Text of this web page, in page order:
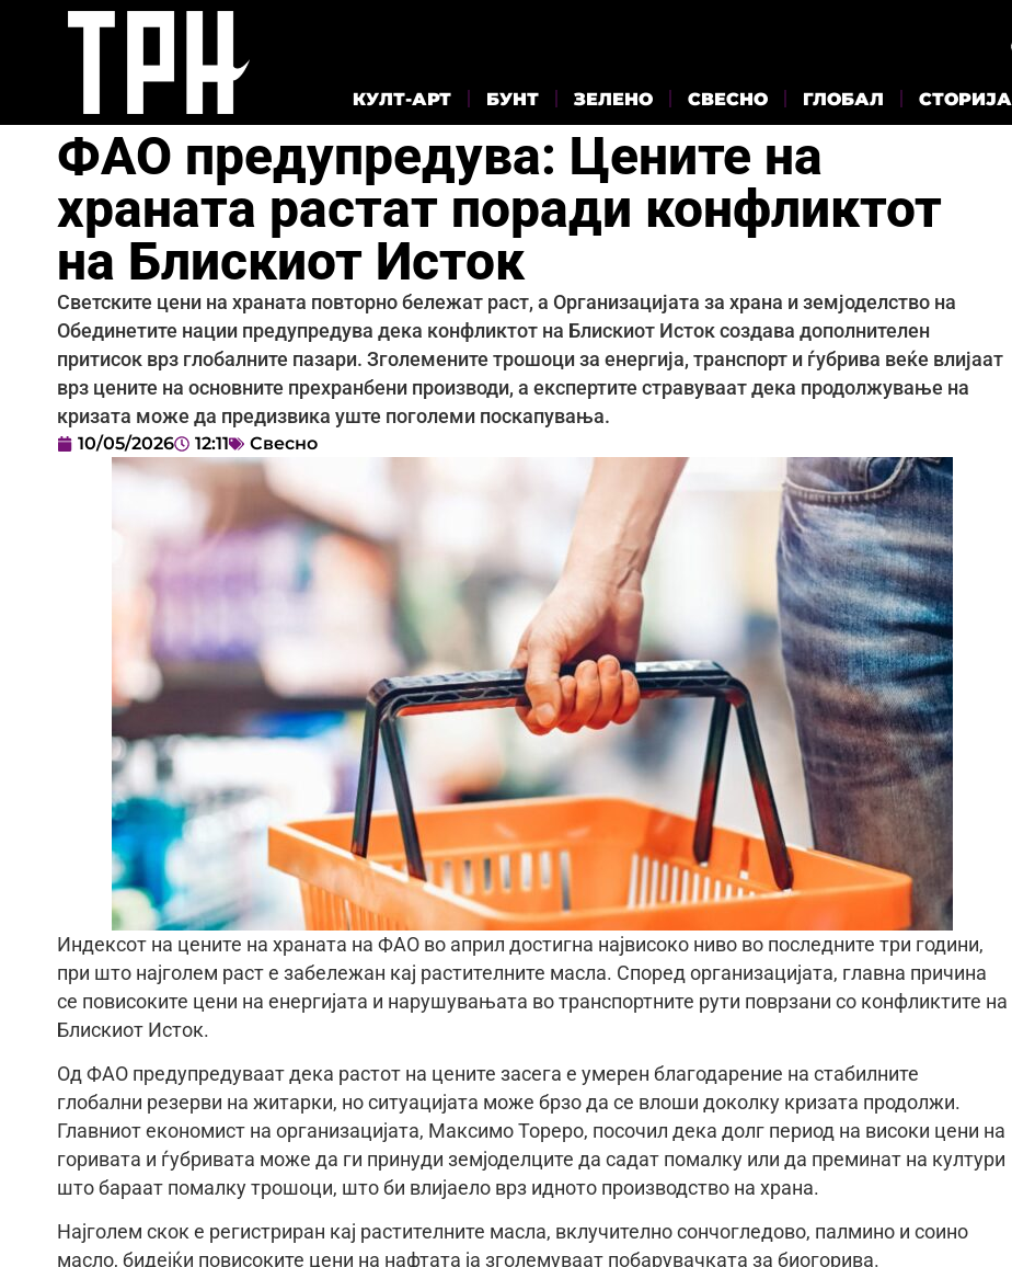
КУЛТ-АРТ БУНТ ЗЕЛЕНО СВЕСНО ГЛОБАЛ СТОРИЈА
ФАО предупредува: Цените на
храната растат поради конфликтот
на Блискиот Исток
Светските цени на храната повторно бележат раст, а Организацијата за храна и земјоделство на
Обединетите нации предупредува дека конфликтот на Блискиот Исток создава дополнителен
притисок врз глобалните пазари. Зголемените трошоци за енергија, транспорт и ѓубрива веќе влијаат
врз цените на основните прехранбени производи, а експертите стравуваат дека продолжување на
кризата може да предизвика уште поголеми поскапувања.
10/05/2026 12:11 Свесно
Индексот на цените на храната на ФАО во април достигна највисоко ниво во последните три години,
при што најголем раст е забележан кај растителните масла. Според организацијата, главна причина
се повисоките цени на енергијата и нарушувањата во транспортните рути поврзани со конфликтите на
Блискиот Исток.
Од ФАО предупредуваат дека растот на цените засега е умерен благодарение на стабилните
глобални резерви на житарки, но ситуацијата може брзо да се влоши доколку кризата продолжи.
Главниот економист на организацијата, Максимо Тореро, посочил дека долг период на високи цени на
горивата и ѓубривата може да ги принуди земјоделците да садат помалку или да преминат на култури
што бараат помалку трошоци, што би влијаело врз идното производство на храна.
Најголем скок е регистриран кај растителните масла, вклучително сончогледово, палмино и соино
масло, бидејќи повисоките цени на нафтата ја зголемуваат побарувачката за биогорива.